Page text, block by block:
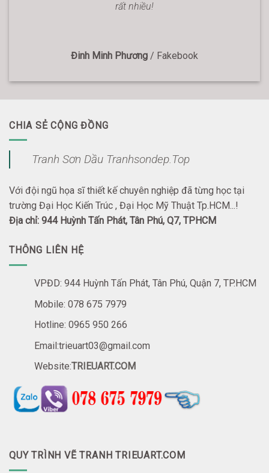
rất nhiều!
Đinh Minh Phương / Fakebook
CHIA SẺ CỘNG ĐỒNG
Tranh Sơn Dầu Tranhsondep.Top
Với đội ngũ họa sĩ thiết kế chuyên nghiệp đã từng học tại
trường Đại Học Kiến Trúc , Đại Học Mỹ Thuật Tp.HCM...!
Địa chỉ: 944 Huỳnh Tấn Phát, Tân Phú, Q7, TPHCM
THÔNG LIÊN HỆ
VPĐD: 944 Huỳnh Tấn Phát, Tân Phú, Quận 7, TP.HCM
Mobile: 078 675 7979
Hotline: 0965 950 266
Email:trieuart03@gmail.com
Website:TRIEUART.COM
QUY TRÌNH VẼ TRANH TRIEUART.COM